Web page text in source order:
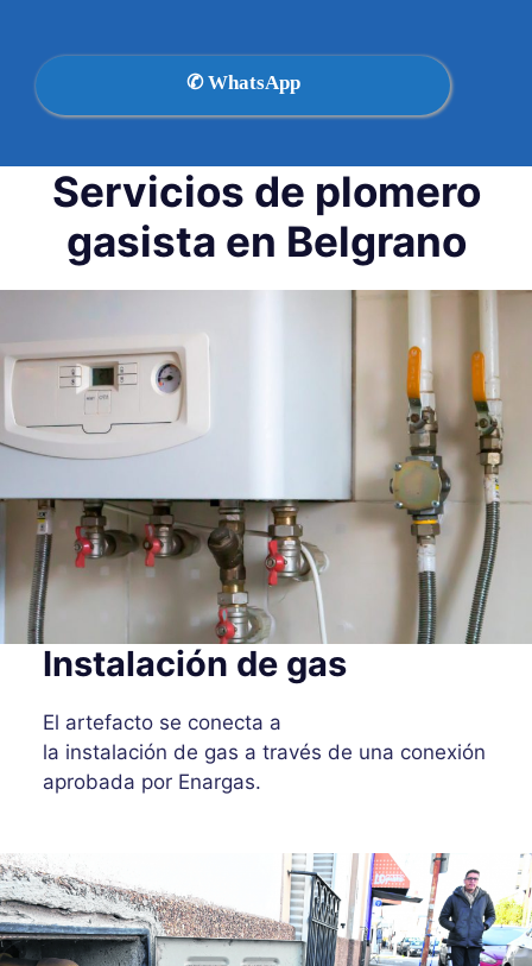
✆ WhatsApp
Servicios de plomero
gasista en Belgrano
Instalación de gas
El artefacto se conecta a
la instalación de gas a través de una conexión
aprobada por Enargas.